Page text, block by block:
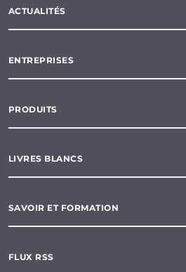
ACTUALITÉS
ENTREPRISES
PRODUITS
LIVRES BLANCS
SAVOIR ET FORMATION
FLUX RSS